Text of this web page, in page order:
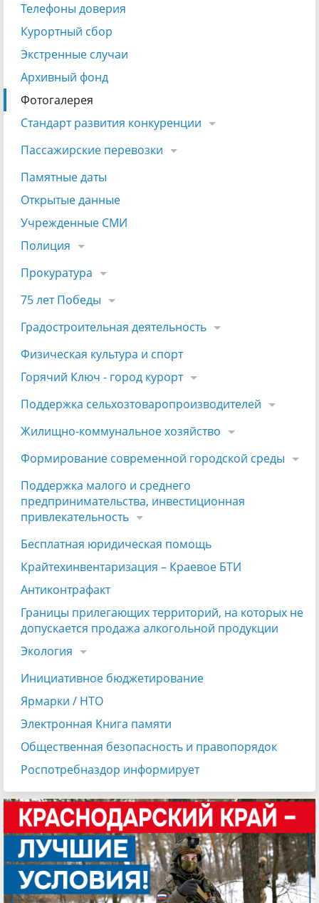
Телефоны доверия
Курортный сбор
Экстренные случаи
Архивный фонд
Фотогалерея
Стандарт развития конкуренции
Пассажирские перевозки
Памятные даты
Открытые данные
Учрежденные СМИ
Полиция
Прокуратура
75 лет Победы
Градостроительная деятельность
Физическая культура и спорт
Горячий Ключ - город курорт
Поддержка сельхозтоваропроизводителей
Жилищно-коммунальное хозяйство
Формирование современной городской среды
Поддержка малого и среднего
предпринимательства, инвестиционная
привлекательность
Бесплатная юридическая помощь
Крайтехинвентаризация – Краевое БТИ
Антиконтрафакт
Границы прилегающих территорий, на которых не
допускается продажа алкогольной продукции
Экология
Инициативное бюджетирование
Ярмарки / НТО
Электронная Книга памяти
Общественная безопасность и правопорядок
Роспотребназдор информирует